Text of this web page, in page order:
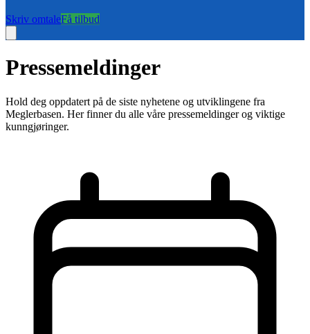
Skriv omtaleFå tilbud
Pressemeldinger
Hold deg oppdatert på de siste nyhetene og utviklingene fra
Meglerbasen. Her finner du alle våre pressemeldinger og viktige
kunngjøringer.